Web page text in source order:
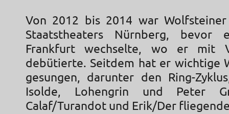
Von 2012 bis 2014 war
Staatstheaters Nürnberg,
Frankfurt wechselte, wo er mit
debütierte. Seitdem hat er wichtige
gesungen, darunter den Ring-
Isolde, Lohengrin und Peter
Calaf/Turandot und Erik/Der